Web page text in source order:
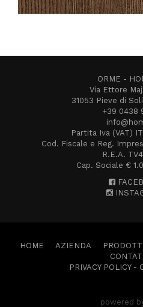
ORME -
Via Ettore
31053 Pieve di
+39 0438
Partita Iva (VAT)
Cod. Fiscale e Reg.
R.E.A.
Cap. Sociale €
HOME AZIENDA
PRIVACY POLICY-
powered